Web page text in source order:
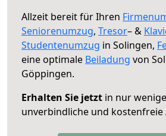
Allzeit bereit für Ihren
Seniorenumzug, Tresor– &
Studentenumzug in Solingen,
eine optimale Beiladung von
Göppingen.
Erhalten Sie jetzt in nur
unverbindliche und kostenfreie